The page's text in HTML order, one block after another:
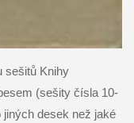
sešitů Knihy
(sešity čísla 10-
desek než jaké